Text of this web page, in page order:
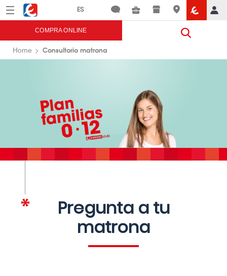
Menú Eroski
COMPRA ONLINE
Home Consultorio matrona
Pregunta a tu
matrona